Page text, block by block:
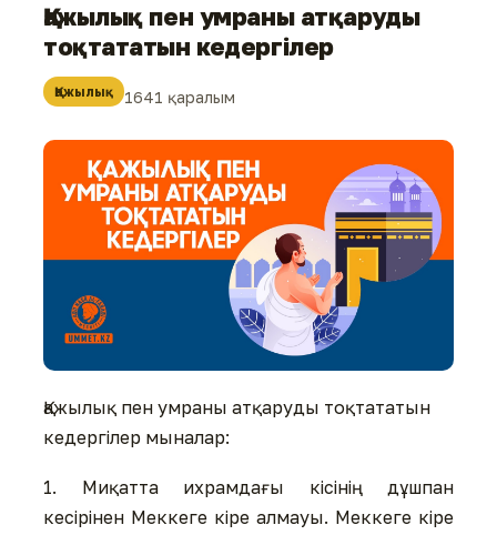
Қажылық пен умраны атқаруды
тоқтататын кедергілер
Қажылық 1641 қаралым
Қажылық пен умраны атқаруды тоқтататын
кедергілер мыналар:
1. Миқатта ихрамдағы кісінің дұшпан
кесірінен Меккеге кіре алмауы. Меккеге кіре